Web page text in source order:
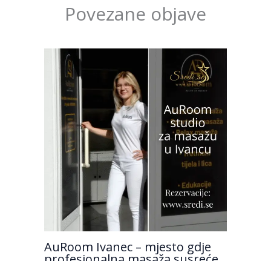
Povezane objave
AuRoom Ivanec – mjesto gdje